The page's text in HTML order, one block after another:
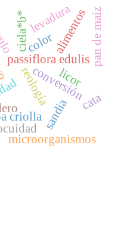
passiflora edulis
reología
ciela*b*
conversión
color
criolla
alimentos
microorganismos
levadura
licor
sandia cata
pan de maíz